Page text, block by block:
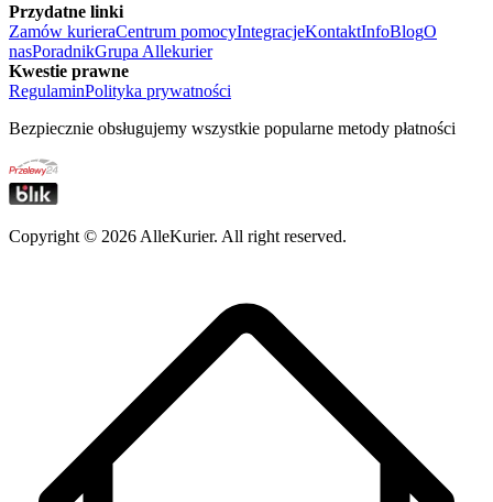
Przydatne linki
Zamów kurieraCentrum pomocyIntegracjeKontaktInfoBlogO
nasPoradnikGrupa Allekurier
Kwestie prawne
RegulaminPolityka prywatności
Bezpiecznie obsługujemy wszystkie popularne metody płatności
Copyright © 2026 AlleKurier. All right reserved.